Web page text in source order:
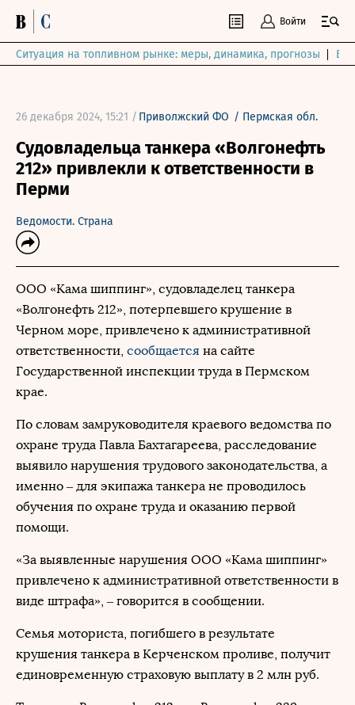
Войти
Ситуация на топливном рынке: меры, динамика, прогнозы
26 декабря 2024, 15:21 / Приволжский ФО / Пермская обл.
Судовладельца танкера «Волгонефть
212» привлекли к ответственности в
Перми
Ведомости. Страна
ООО «Кама шиппинг», судовладелец танкера
«Волгонефть 212», потерпевшего крушение в
Черном море, привлечено к административной
ответственности, сообщается на сайте
Государственной инспекции труда в Пермском
крае.
По словам замруководителя краевого ведомства по
охране труда Павла Бахтагареева, расследование
выявило нарушения трудового законодательства, а
именно – для экипажа танкера не проводилось
обучения по охране труда и оказанию первой
помощи.
«За выявленные нарушения ООО «Кама шиппинг»
привлечено к административной ответственности в
виде штрафа», – говорится в сообщении.
Семья моториста, погибшего в результате
крушения танкера в Керченском проливе, получит
единовременную страховую выплату в 2 млн руб.